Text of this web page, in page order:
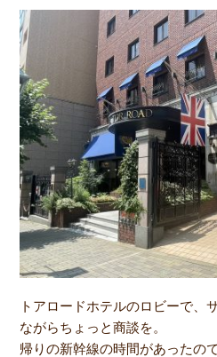
トアロードホテルのロビーで、
ながらちょっと商談を。
帰りの新幹線の時間があったの